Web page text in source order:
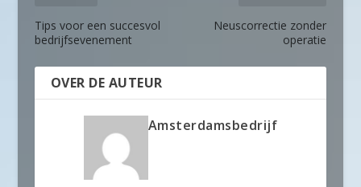
Tips voor een succesvol
bedrijfsevenement
Neuscorrectie zonder
operatie
OVER DE AUTEUR
Amsterdamsbedrijf